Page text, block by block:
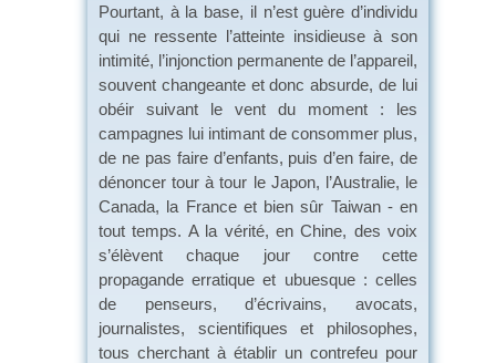
Pourtant, à la base, il n’est guère d’individu
qui ne ressente l’atteinte insidieuse à son
intimité, l’injonction permanente de l’appareil,
souvent changeante et donc absurde, de lui
obéir suivant le vent du moment : les
campagnes lui intimant de consommer plus,
de ne pas faire d’enfants, puis d’en faire, de
dénoncer tour à tour le Japon, l’Australie, le
Canada, la France et bien sûr Taiwan - en
tout temps. A la vérité, en Chine, des voix
s’élèvent chaque jour contre cette
propagande erratique et ubuesque : celles
de penseurs, d’écrivains, avocats,
journalistes, scientifiques et philosophes,
tous cherchant à établir un contrefeu pour